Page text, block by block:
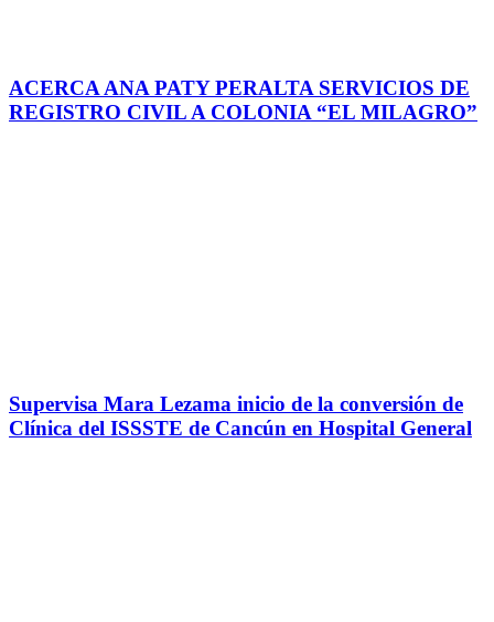
ACERCA ANA PATY PERALTA SERVICIOS DE
REGISTRO CIVIL A COLONIA “EL MILAGRO”
Supervisa Mara Lezama inicio de la conversión de
Clínica del ISSSTE de Cancún en Hospital General